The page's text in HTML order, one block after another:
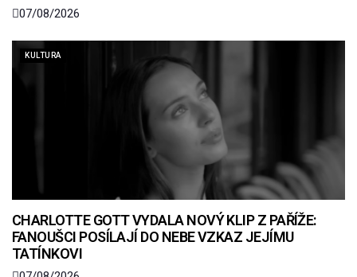
07/08/2026
KULTURA
CHARLOTTE GOTT VYDALA NOVÝ KLIP Z PAŘÍŽE:
FANOUŠCI POSÍLAJÍ DO NEBE VZKAZ JEJÍMU
TATÍNKOVI